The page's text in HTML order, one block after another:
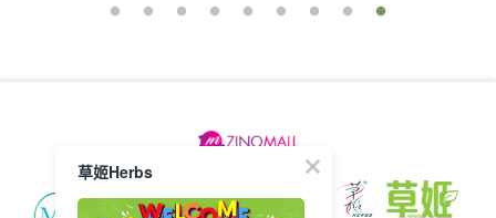
草姬Herbs